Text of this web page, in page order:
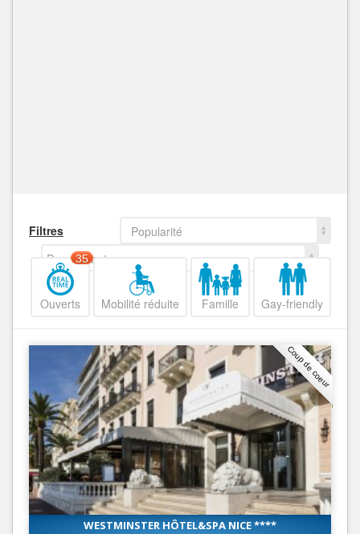
Filtres
Popularité
Decroissant
Ouverts
35
Mobilité réduite Famille Gay-friendly
Coup de coeur
WESTMINSTER HÔTEL&SPA NICE ****